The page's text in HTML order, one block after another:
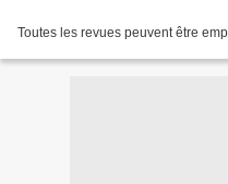
Toutes les revues peuvent être